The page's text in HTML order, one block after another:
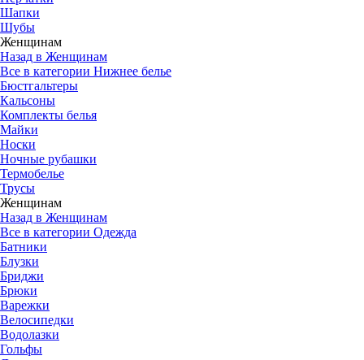
Шапки
Шубы
Женщинам
Назад в Женщинам
Все в категории Нижнее белье
Бюстгальтеры
Кальсоны
Комплекты белья
Майки
Носки
Ночные рубашки
Термобелье
Трусы
Женщинам
Назад в Женщинам
Все в категории Одежда
Батники
Блузки
Бриджи
Брюки
Варежки
Велосипедки
Водолазки
Гольфы